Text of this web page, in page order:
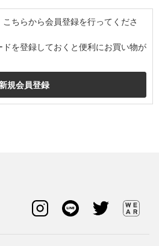
ちらから会員登録を行ってくださ
ドを登録しておくと便利にお買い物が